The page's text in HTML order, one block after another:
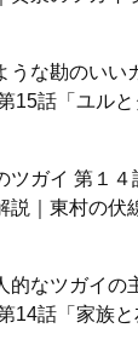
うな勘のいい
15話「ユルと
ツガイ 第１
説｜東村の伏
的なツガイの
14話「家族と